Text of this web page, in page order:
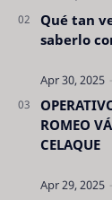
Qué tan
saberlo
ROMEO
CELAQUE